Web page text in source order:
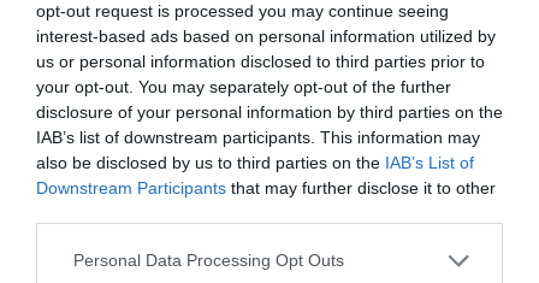
opt-out request is processed you may continue seeing
interest-based ads based on personal information utilized by
us or personal information disclosed to third parties prior to
your opt-out. You may separately opt-out of the further
disclosure of your personal information by third parties on the
IAB’s list of downstream participants. This information may
also be disclosed by us to third parties on the IAB’s List of
Downstream Participants that may further disclose it to other
Please note that this website/app uses one or more Google
Personal Data Processing Opt Outs